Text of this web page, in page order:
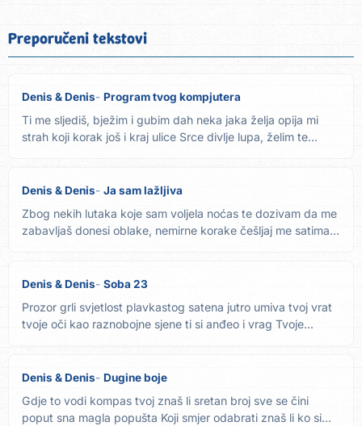
Preporučeni tekstovi
Denis & Denis Program tvog kompjutera
Ti me sljediš, bježim i gubim dah neka jaka želja opija mi
strah koji korak još i kraj ulice Srce divlje lupa, želim te...
Denis & Denis Ja sam lažljiva
Zbog nekih lutaka koje sam voljela noćas te dozivam da me
zabavljaš donesi oblake, nemirne korake češljaj me satima
Denis & Denis Soba 23
Prozor grli svjetlost plavkastog satena jutro umiva tvoj vrat
tvoje oči kao raznobojne sjene ti si anđeo i vrag Tvoje...
Denis & Denis Dugine boje
Gdje to vodi kompas tvoj znaš li sretan broj sve se čini
poput sna magla popušta Koji smjer odabrati znaš li ko si